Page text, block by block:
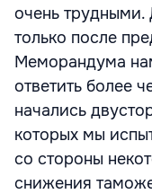
очень трудными.
только после
Меморандума
ответить более
начались
которых мы
со стороны
снижения